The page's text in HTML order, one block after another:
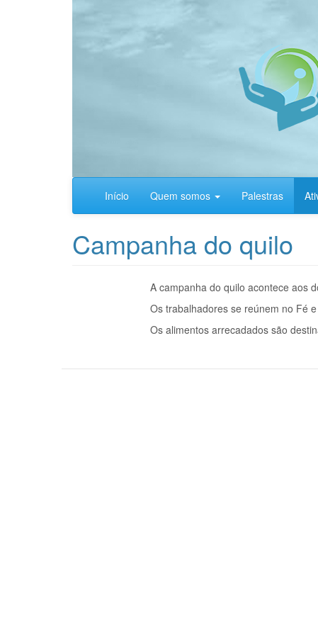
Início Quem somos Palestras
Campanha do quilo
A campanha do quilo acontece aos
Os trabalhadores se reúnem no Fé
Os alimentos arrecadados são